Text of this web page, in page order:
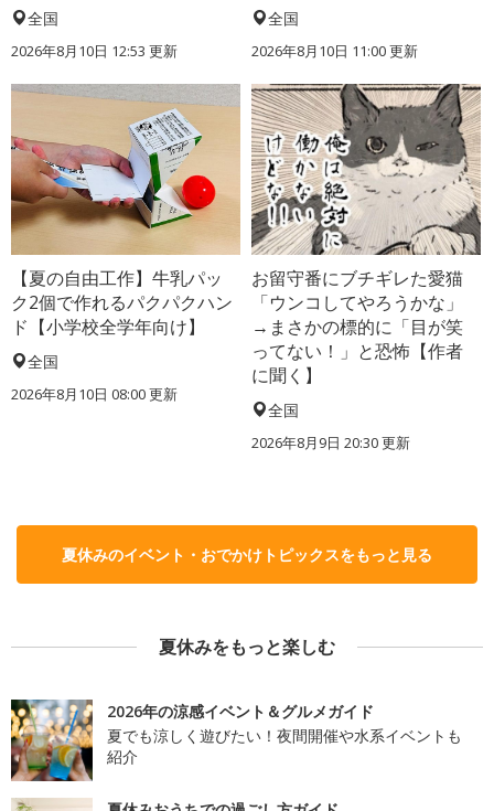
全国
2026年8月10日 12:53 更新
全国
2026年8月10日 11:00更新
【夏の自由工作】牛乳パッ
ク2個で作れるパクパクハン
ド【小学校全学年向け】
全国
2026年8月10日 08:00更新
お留守番にブチギレた愛猫
「ウンコしてやろうかな」
→まさかの標的に「目が笑
ってない！」と恐怖【作者
に聞く】
全国
2026年8月9日 20:30更新
夏休みのイベント・おでかけトピックスをもっと見る
夏休みをもっと楽しむ
2026年の涼感イベント＆グルメガイド
夏でも涼しく遊びたい！夜間開催や水系イベントも
紹介